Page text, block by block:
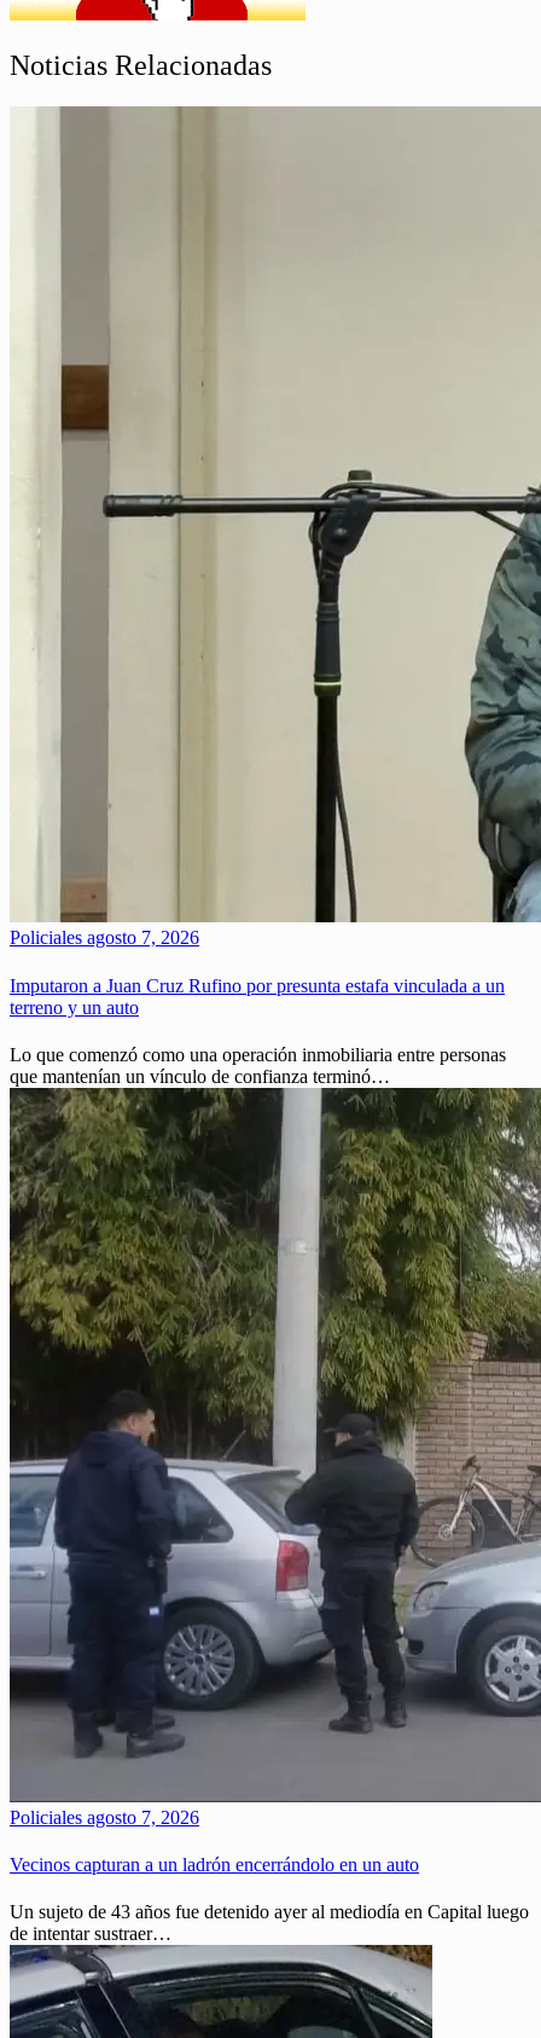
Noticias Relacionadas
Policiales agosto 7, 2026
Imputaron a Juan Cruz Rufino por presunta estafa vinculada a un
terreno y un auto
Lo que comenzó como una operación inmobiliaria entre personas
que mantenían un vínculo de confianza terminó…
Policiales agosto 7, 2026
Vecinos capturan a un ladrón encerrándolo en un auto
Un sujeto de 43 años fue detenido ayer al mediodía en Capital luego
de intentar sustraer…